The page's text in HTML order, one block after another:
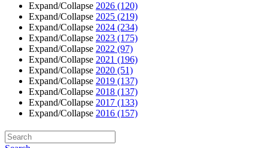
Expand/Collapse 2026 (120)
Expand/Collapse 2025 (219)
Expand/Collapse 2024 (234)
Expand/Collapse 2023 (175)
Expand/Collapse 2022 (97)
Expand/Collapse 2021 (196)
Expand/Collapse 2020 (51)
Expand/Collapse 2019 (137)
Expand/Collapse 2018 (137)
Expand/Collapse 2017 (133)
Expand/Collapse 2016 (157)